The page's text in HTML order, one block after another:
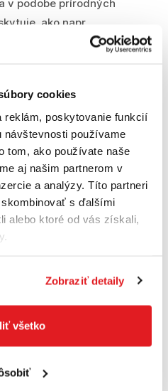
cookies
reklám, poskytovanie funkcií
používame
tom, ako používate naše
aj našim partnerom v
a analýzy. Títo partneri
s ďalšími
alebo ktoré od vás získali,
Zobraziť detaily
všetko
v podobe prírodných
ako napr.
alebo pokosená
pre prípravu
a mulčovacieho
záhradu opäť krásne
RS OHV
ot/min